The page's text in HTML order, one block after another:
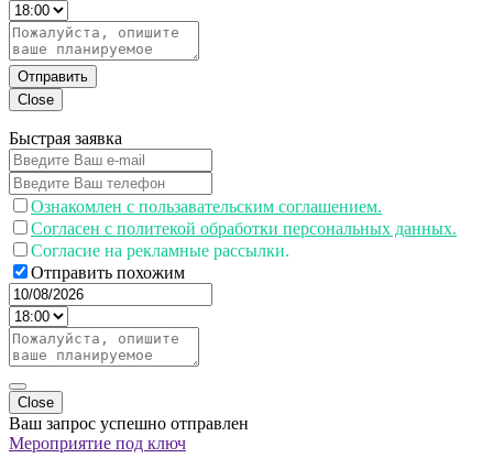
Отправить
Close
Быстрая заявка
Ознакомлен с пользавательским соглашением.
Согласен с политекой обработки персональных данных.
Согласие на рекламные рассылки.
Отправить похожим
Close
Ваш запрос успешно отправлен
Мероприятие под ключ